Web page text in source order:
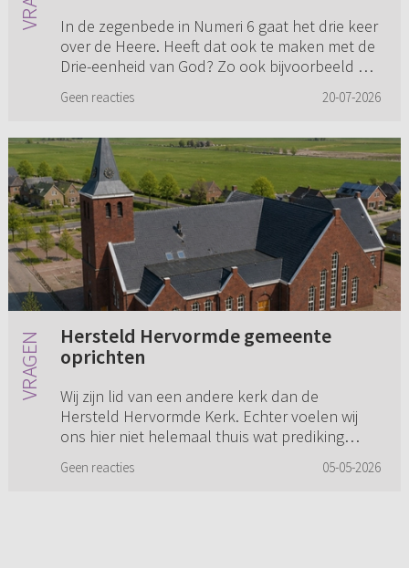
In de zegenbede in Numeri 6 gaat het drie keer
over de Heere. Heeft dat ook te maken met de
Drie-eenheid van God? Zo ook bijvoorbeeld het
Geen reacties 20-07-2026
Hersteld Hervormde gemeente
oprichten
Wij zijn lid van een andere kerk dan de
Hersteld Hervormde Kerk. Echter voelen wij
ons hier niet helemaal thuis wat prediking
maar ook in leerstellige...
Geen reacties 05-05-2026